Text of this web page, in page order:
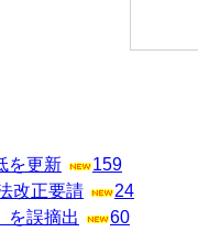
を更新
159
改正要請
24
を誤摘出
60